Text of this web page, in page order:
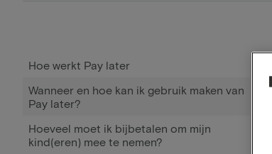
Hoe werkt Pay later
Wanneer en hoe kan ik gebruik maken van
Pay later?
Hoeveel moet ik bijbetalen om mijn
kind(eren) mee te nemen?